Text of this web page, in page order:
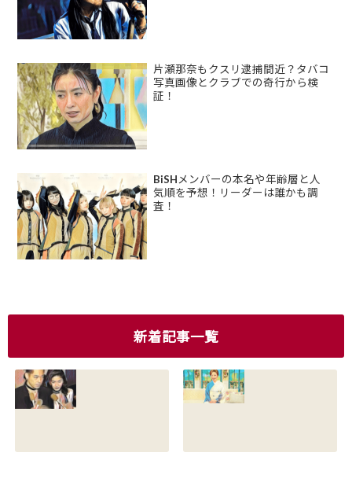
片瀬那奈もクスリ逮捕間近？タバコ
写真画像とクラブでの奇行から検
証！
BiSHメンバーの本名や年齢層と人
気順を予想！リーダーは誰かも調
査！
新着記事一覧